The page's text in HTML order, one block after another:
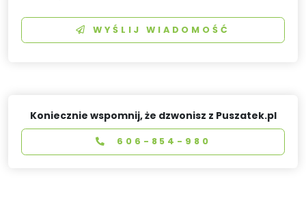
WYŚLIJ WIADOMOŚĆ
Koniecznie wspomnij, że dzwonisz z Puszatek.pl
606-854-980